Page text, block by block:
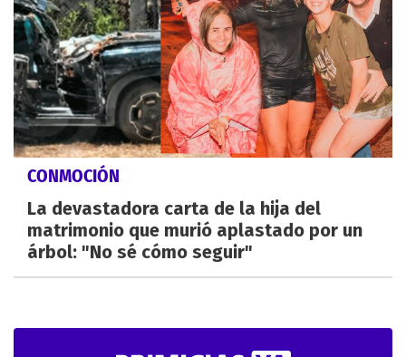
CONMOCIÓN
La devastadora carta de la hija del
matrimonio que murió aplastado por un
árbol: "No sé cómo seguir"